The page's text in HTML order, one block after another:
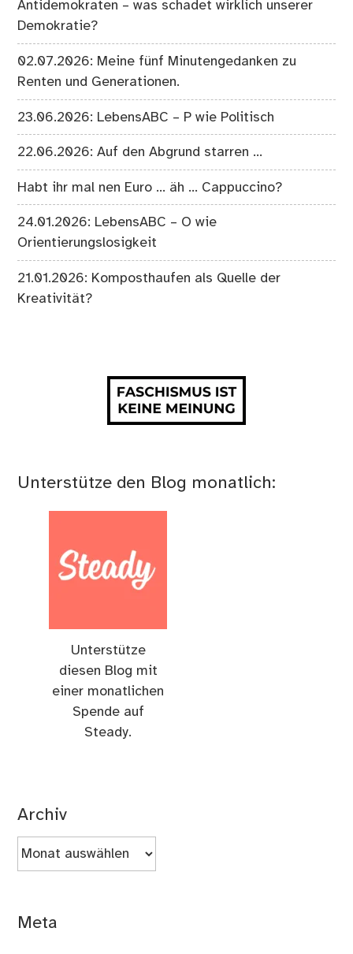
Antidemokraten – was schadet wirklich unserer
Demokratie?
02.07.2026: Meine fünf Minutengedanken zu
Renten und Generationen.
23.06.2026: LebensABC – P wie Politisch
22.06.2026: Auf den Abgrund starren …
Habt ihr mal nen Euro … äh … Cappuccino?
24.01.2026: LebensABC – O wie
Orientierungslosigkeit
21.01.2026: Komposthaufen als Quelle der
Kreativität?
Unterstütze den Blog monatlich:
Unterstütze
diesen Blog mit
einer monatlichen
Spende auf
Steady.
Archiv
Archiv
Meta